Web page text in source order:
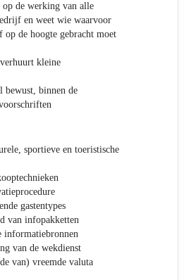
op de werking van alle
en weet wie waarvoor
op de hoogte gebracht moet
kleine
bewust, binnen de
sportieve en toeristische
gastentypes
van infopakketten
informatiebronnen
van de wekdienst
van) vreemde valuta